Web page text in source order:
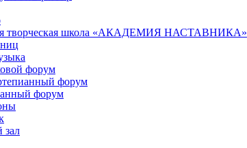
творческая школа «АКАДЕМИЯ НАСТАВНИКА»
форум
форум
форум
зал